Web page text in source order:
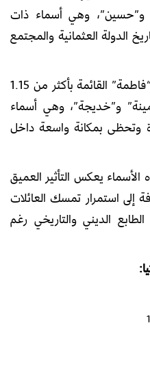
وهي أسماء ذات
الدولة العثمانية والمجتمع
أما لدى الإناث، فقد تصدر اسم “فاطمة” القائمة بأكثر من 1.15
و”خديجة”، وهي أسماء
وتحظى بمكانة واسعة داخل
يعكس التأثير العميق
إلى استمرار تمسك العائلات
الديني والتاريخي رغم